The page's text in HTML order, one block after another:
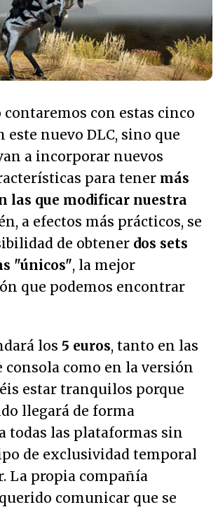
contaremos con estas cinco
este nuevo DLC, sino que
a incorporar nuevos
para tener más
las que modificar nuestra
a efectos más prácticos, se
de obtener dos sets
"únicos", la mejor
que podemos encontrar
los 5 euros, tanto en las
consola como en la versión
estar tranquilos porque
llegará de forma
todas las plataformas sin
de exclusividad temporal
La propia compañía
comunicar que se